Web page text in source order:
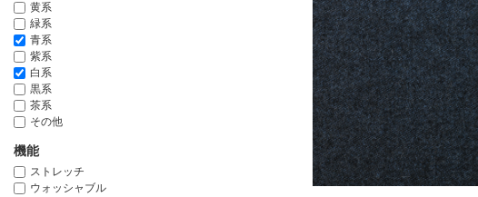
黄系
緑系
青系
紫系
白系
黒系
茶系
その他
機能
ストレッチ
ウォッシャブル